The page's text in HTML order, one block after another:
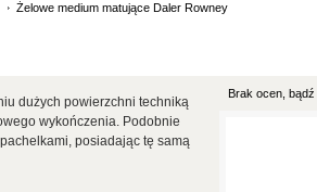
Żelowe medium matujące Daler Rowney
Brak ocen,
dużych powierzchni techniką
wykończenia. Podobnie
posiadając tę samą